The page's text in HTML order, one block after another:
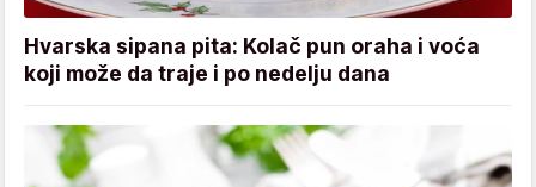
Hvarska sipana pita: Kolač pun oraha i voća
koji može da traje i po nedelju dana